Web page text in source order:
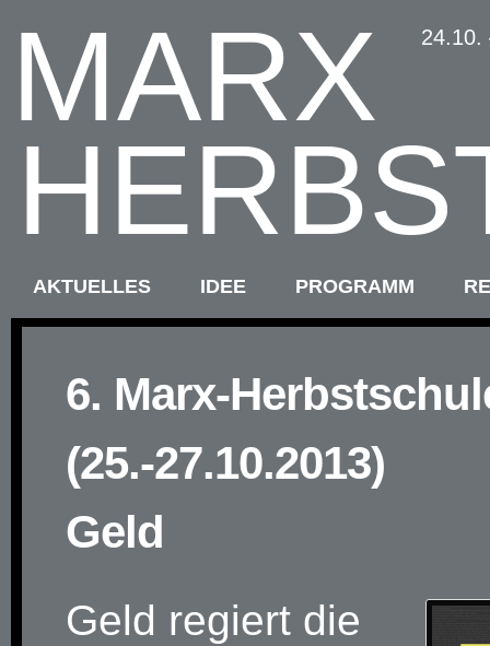
MARX 24.10.
AKTUELLES IDEE PROGRAMM
6. Marx-
(25.-27.10.2013)
Geld
Geld regiert die